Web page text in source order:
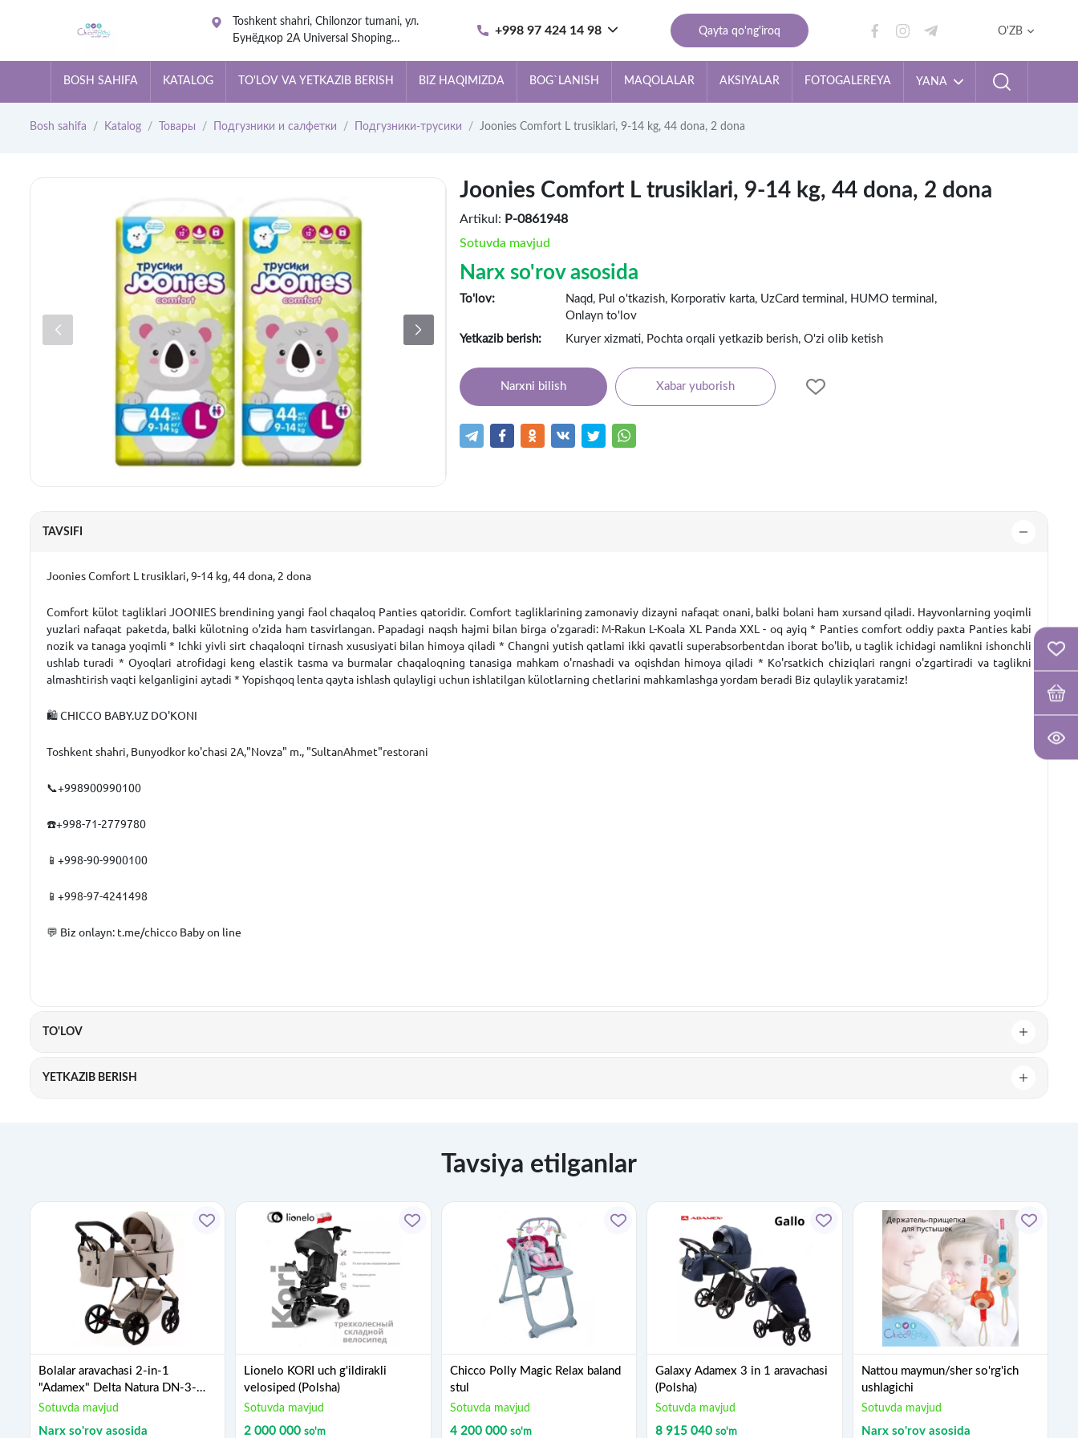
Toshkent shahri, Chilonzor tumani, ул.
Бунёдкор 2А Universal Shoping
+998 97 424 14 98 Qayta qo'ng'iroq O'ZB
BOSH SAHIFA KATALOG TO'LOV VA YETKAZIB BERISH BIZ HAQIMIZDA BOG`LANISH MAQOLALAR AKSIYALAR FOTOGALEREYA YANA
Bosh sahifa Katalog Товары Подгузники и салфетки Подгузники-трусики Joonies Comfort L trusiklari, 9-14 kg, 44 dona, 2 dona
Joonies Comfort L trusiklari, 9-14 kg, 44 dona, 2 dona
Artikul: P-0861948
Sotuvda mavjud
Narx so'rov asosida
To'lov:
Naqd, Pul o'tkazish, Korporativ karta, UzCard terminal, HUMO terminal,
Onlayn to'lov
Yetkazib berish:
Kuryer xizmati, Pochta orqali yetkazib berish, O'zi olib ketish
Narxni bilish Xabar yuborish
TAVSIFI
Joonies Comfort L trusiklari, 9-14 kg, 44 dona, 2 dona
Comfort külot tagliklari JOONIES brendining yangi faol chaqaloq Panties qatoridir. Comfort tagliklarining zamonaviy dizayni nafaqat onani, balki bolani ham xursand qiladi. Hayvonlarning yoqimli
yuzlari nafaqat paketda, balki külotning o'zida ham tasvirlangan. Papadagi naqsh hajmi bilan birga o'zgaradi: M-Rakun L-Koala XL Panda XXL - oq ayiq * Panties comfort oddiy paxta Panties kabi
nozik va tanaga yoqimli * Ichki yivli sirt chaqaloqni tirnash xususiyati bilan himoya qiladi * Changni yutish qatlami ikki qavatli superabsorbentdan iborat bo'lib, u taglik ichidagi namlikni ishonchli
ushlab turadi * Oyoqlari atrofidagi keng elastik tasma va burmalar chaqaloqning tanasiga mahkam o'rnashadi va oqishdan himoya qiladi * Ko'rsatkich chiziqlari rangni o'zgartiradi va taglikni
almashtirish vaqti kelganligini aytadi * Yopishqoq lenta qayta ishlash qulayligi uchun ishlatilgan külotlarning chetlarini mahkamlashga yordam beradi Biz qulaylik yaratamiz!
🛍 CHICCO BABY.UZ DO'KONI
Toshkent shahri, Bunyodkor ko'chasi 2A,"Novza" m., "SultanAhmet"restorani
📞+998900990100
☎️+998-71-2779780
📱+998-90-9900100
📱+998-97-4241498
💬 Biz onlayn: t.me/chicco Baby on line
TO'LOV
YETKAZIB BERISH
Tavsiya etilganlar
Bolalar aravachasi 2-in-1
"Adamex" Delta Natura DN-3-
VANILLA (Polsha) Vanilla
Sotuvda mavjud
Narx so'rov asosida
Lionelo KORI uch g'ildirakli
velosiped (Polsha)
Sotuvda mavjud
2 000 000so'm
Chicco Polly Magic Relax baland
stul
Sotuvda mavjud
4 200 000 so'm
Galaxy Adamex 3 in 1 aravachasi
(Polsha)
Sotuvda mavjud
8 915 040so'm
Nattou maymun/sher so'rg'ich
ushlagichi
Sotuvda mavjud
Narx so'rov asosida